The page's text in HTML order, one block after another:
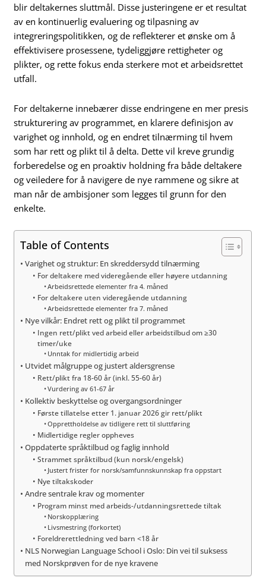
blir deltakernes sluttmål. Disse justeringene er et resultat
av en kontinuerlig evaluering og tilpasning av
integreringspolitikken, og de reflekterer et ønske om å
effektivisere prosessene, tydeliggjøre rettigheter og
plikter, og rette fokus enda sterkere mot et arbeidsrettet
utfall.
For deltakerne innebærer disse endringene en mer presis
strukturering av programmet, en klarere definisjon av
varighet og innhold, og en endret tilnærming til hvem
som har rett og plikt til å delta. Dette vil kreve grundig
forberedelse og en proaktiv holdning fra både deltakere
og veiledere for å navigere de nye rammene og sikre at
man når de ambisjoner som legges til grunn for den
enkelte.
Table of Contents
Varighet og struktur: En skreddersydd tilnærming
For deltakere med videregående eller høyere utdanning
Arbeidsrettede elementer fra 4. måned
For deltakere uten videregående utdanning
Arbeidsrettede elementer fra 7. måned
Nye vilkår: Endret rett og plikt til programmet
Ingen rett/plikt ved arbeid eller arbeidstilbud om ≥30
timer/uke
Unntak for midlertidig arbeid
Utvidet målgruppe og justert aldersgrense
Rett/plikt fra 18-60 år (inkl. 55-60 år)
Vurdering av 61-67 år
Kollektiv beskyttelse og overgangsordninger
Første tillatelse etter 1. januar 2026 gir rett/plikt
Opprettholdelse av tidligere rett til sluttføring
Midlertidige regler oppheves
Oppdaterte språktilbud og faglig innhold
Strammet språktilbud (kun norsk/engelsk)
Justert frister for norsk/samfunnskunnskap fra oppstart
Nye tiltakskoder
Andre sentrale krav og momenter
Program minst med arbeids-/utdanningsrettede tiltak
Norskopplæring
Livsmestring (forkortet)
Foreldrerettledning ved barn <18 år
NLS Norwegian Language School i Oslo: Din vei til suksess
med Norskprøven for de nye kravene